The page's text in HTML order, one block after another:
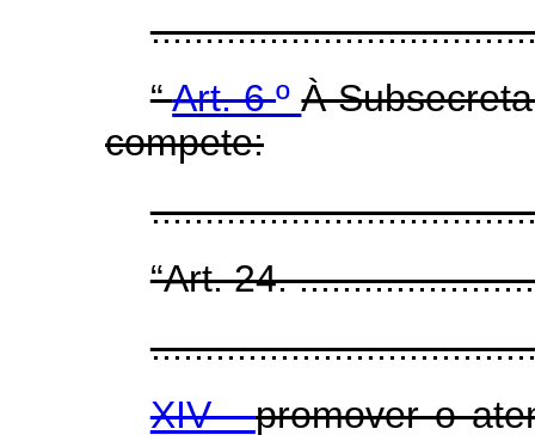
“Art. 6ºÀ
compete:
“Art. 24.
XIV -promover o